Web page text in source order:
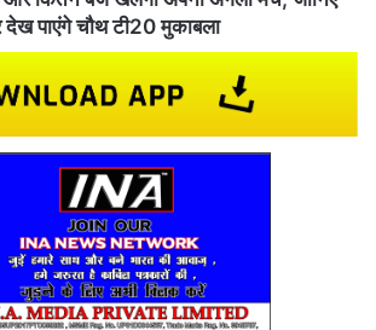
पाएंगे चौथ टी20 मुकाबला